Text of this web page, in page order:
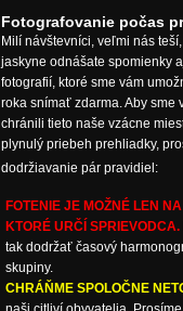
Fotografovanie počas
Milí návštevníci, veľmi nás
jaskyne odnášate spomienky
fotografií, ktoré sme vám
roka snímať zdarma. Aby sme
chránili tieto naše vzácne
plynulý priebeh prehliadky,
dodržiavanie pár pravidiel:
FOTENIE JE MOŽNÉ LEN
KTORÉ URČÍ SPRIEVODCA.
tak dodržať časový
skupiny.
CHRÁŇME SPOLOČNE